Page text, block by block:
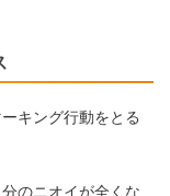
キング行動をとる
のニオイが全くな